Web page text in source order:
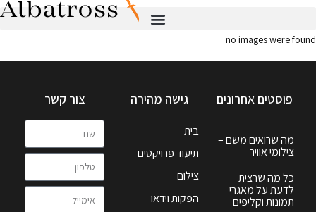
no images were found
פוסטים אחרונים
מה שרואים משם –
צילומי אוויר
כל מה שרצית
לדעת על מאגרי
תמונות וקליפים
גישה מהירה
בית
תיעוד פרויקטים
צילום
הפקות וידאו
צור קשר